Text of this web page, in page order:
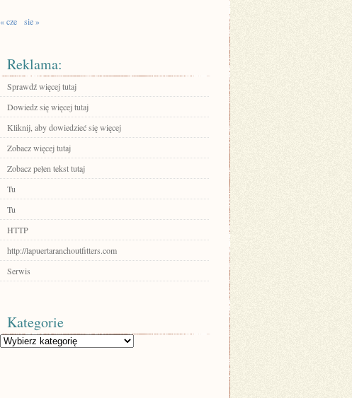
« cze sie »
Reklama:
Sprawdź więcej tutaj
Dowiedz się więcej tutaj
Kliknij, aby dowiedzieć się więcej
Zobacz więcej tutaj
Zobacz pełen tekst tutaj
Tu
Tu
HTTP
http://lapuertaranchoutfitters.com
Serwis
Kategorie
Kategorie